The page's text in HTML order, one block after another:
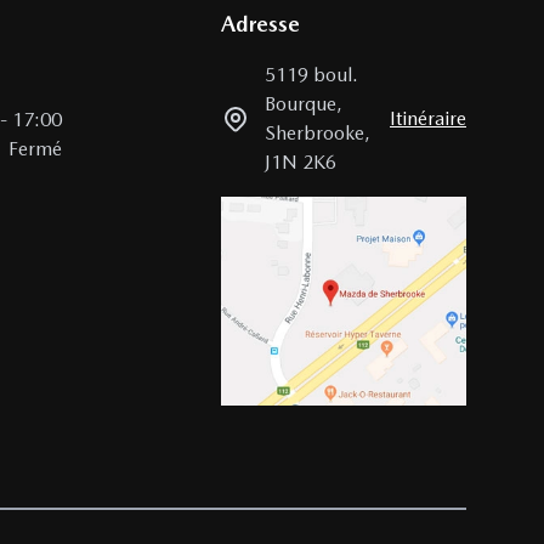
- 17:00
Fermé
Adresse
5119 boul.
Bourque,
Sherbrooke,
J1N 2K6
Itinéraire